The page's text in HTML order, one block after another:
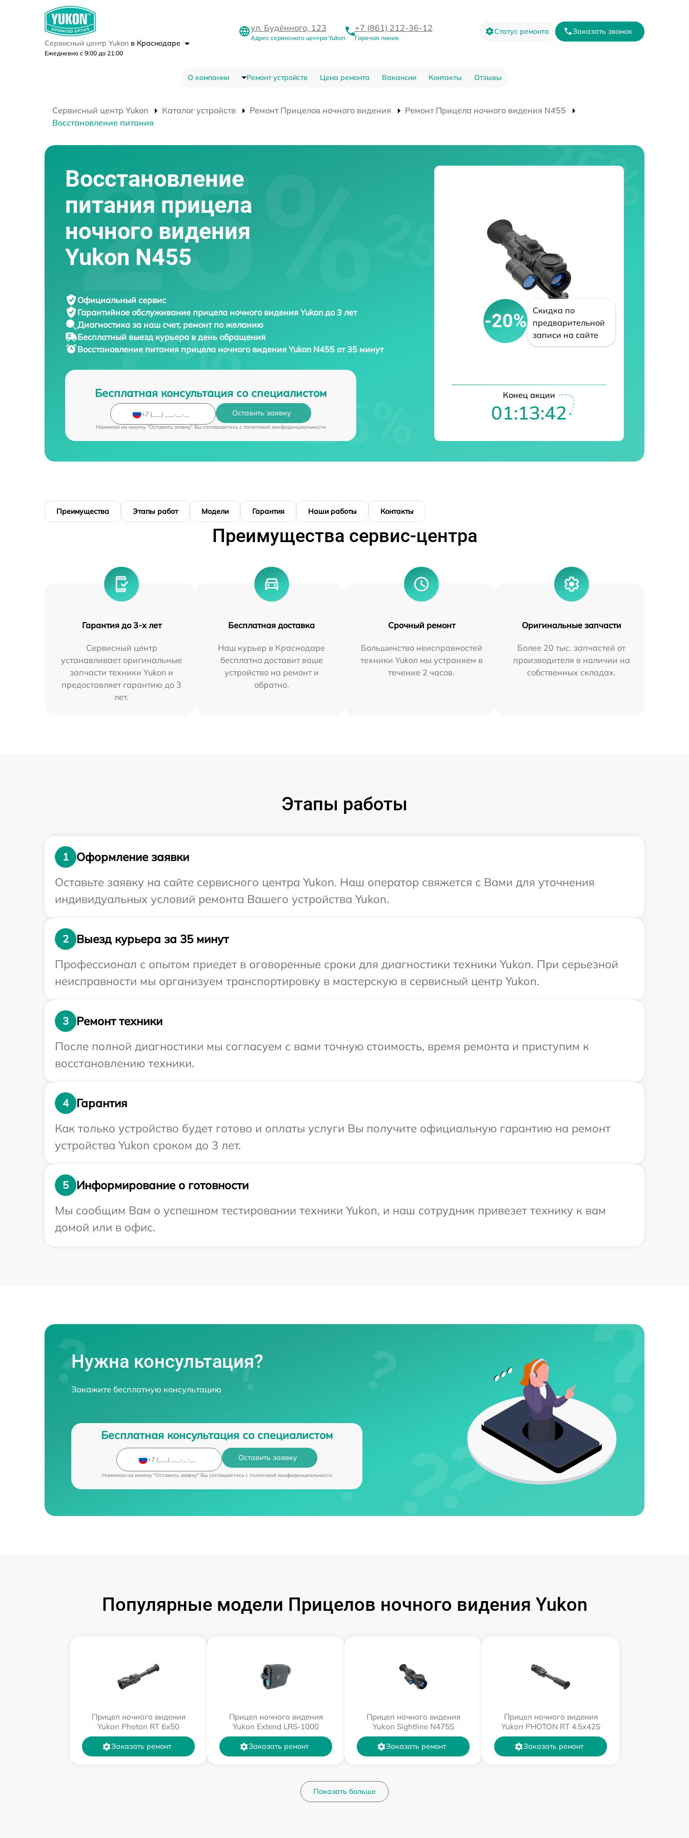
Сервисный центр Yukon в Краснодаре
Ежедневно с 9:00 до 21:00
ул. Будённого, 123
Адрес сервисного центра Yukon
+7 (861) 212-36-12
Горячая линия
Статус ремонта Заказать звонок
О компании Ремонт устройств Цена ремонта Вакансии Контакты Отзывы
Сервисный центр Yukon Каталог устройств Ремонт Прицелов ночного видения
Ремонт Прицела ночного видения N455
Восстановление питания
Восстановление
питания прицела
ночного видения
Yukon N455
Официальный сервис
Гарантийное обслуживание прицела ночного видения Yukon до 3 лет
Диагностика за наш счет, ремонт по желанию
Бесплатный выезд курьера в день обращения
Восстановление питания прицела ночного виденияYukon N455 от 35 минут
Бесплатная консультация со специалистом
Оставить заявку
Нажимая на кнопку "Оставить заявку" Вы соглашаетесь c политикой конфиденциальности
-20%
Скидка по
предварительной
записи на сайте
Конец акции
01:13:41
Преимущества Этапы работ Модели Гарантия Наши работы Контакты
Преимущества сервис-центра
Гарантия до 3-х лет
Сервисный центр
устанавливает оригинальные
запчасти техники Yukon и
предоставляет гарантию до 3
лет.
Бесплатная доставка
Наш курьер в Краснодаре
бесплатно доставит ваше
устройство на ремонт и
обратно.
Срочный ремонт
Большинство неисправностей
техники Yukon мы устраняем в
течение 2 часов.
Оригинальные запчасти
Более 20 тыс. запчастей от
производителя в наличии на
собственных складах.
Этапы работы
1
Оформление заявки
Оставьте заявку на сайте сервисного центра Yukon. Наш оператор свяжется с Вами для уточнения
индивидуальных условий ремонта Вашего устройства Yukon.
2
Выезд курьера за 35 минут
Профессионал с опытом приедет в оговоренные сроки для диагностики техники Yukon. При серьезной
неисправности мы организуем транспортировку в мастерскую в сервисный центр Yukon.
3
Ремонт техники
После полной диагностики мы согласуем с вами точную стоимость, время ремонта и приступим к
восстановлению техники.
4
Гарантия
Как только устройство будет готово и оплаты услуги Вы получите официальную гарантию на ремонт
устройства Yukon сроком до 3 лет.
5
Информирование о готовности
Мы сообщим Вам о успешном тестировании техники Yukon, и наш сотрудник привезет технику к вам
домой или в офис.
Нужна консультация?
Закажите бесплатную консультацию
Бесплатная консультация со специалистом
Оставить заявку
Нажимая на кнопку "Оставить заявку" Вы соглашаетесь c политикой конфиденциальности
Популярные модели Прицелов ночного видения Yukon
Прицел ночного видения
Yukon Photon RT 6х50
Заказать ремонт
Прицел ночного видения
Yukon Extend LRS-1000
Заказать ремонт
Прицел ночного видения
Yukon Sightline N475S
Заказать ремонт
Прицел ночного видения
Yukon PHOTON RT 4.5x42S
Заказать ремонт
Показать больше